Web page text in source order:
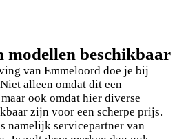
modellen beschikbaar
van Emmeloord doe je bij
alleen omdat dit een
ook omdat hier diverse
zijn voor een scherpe prijs.
namelijk servicepartner van